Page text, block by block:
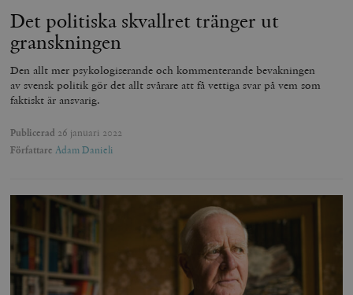
Det politiska skvallret tränger ut
granskningen
Den allt mer psykologiserande och kommenterande bevakningen
av svensk politik gör det allt svårare att få vettiga svar på vem som
faktiskt är ansvarig.
Publicerad 26 januari 2022
Författare Adam Danieli